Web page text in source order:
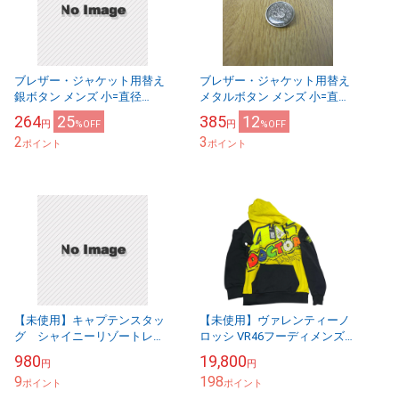
ブレザー・ジャケット用替え
銀ボタン メンズ 小=直径
1.3cm 送料無料
264円 25%OFF
2ポイント
ブレザー・ジャケット用替え
メタルボタン メンズ 小=直径
1.3cm 送料無料
385円 12%OFF
3ポイント
【未使用】キャプテンスタッ
グ シャイニーリゾートレデ
ク Mサイズ UX713【送料
無料】メール便※代引き...
980円
9ポイント
【未使用】ヴァレンティーノ
ロッシ VR46フーディメンズS
便※代引き不可
19,800円
198ポイント